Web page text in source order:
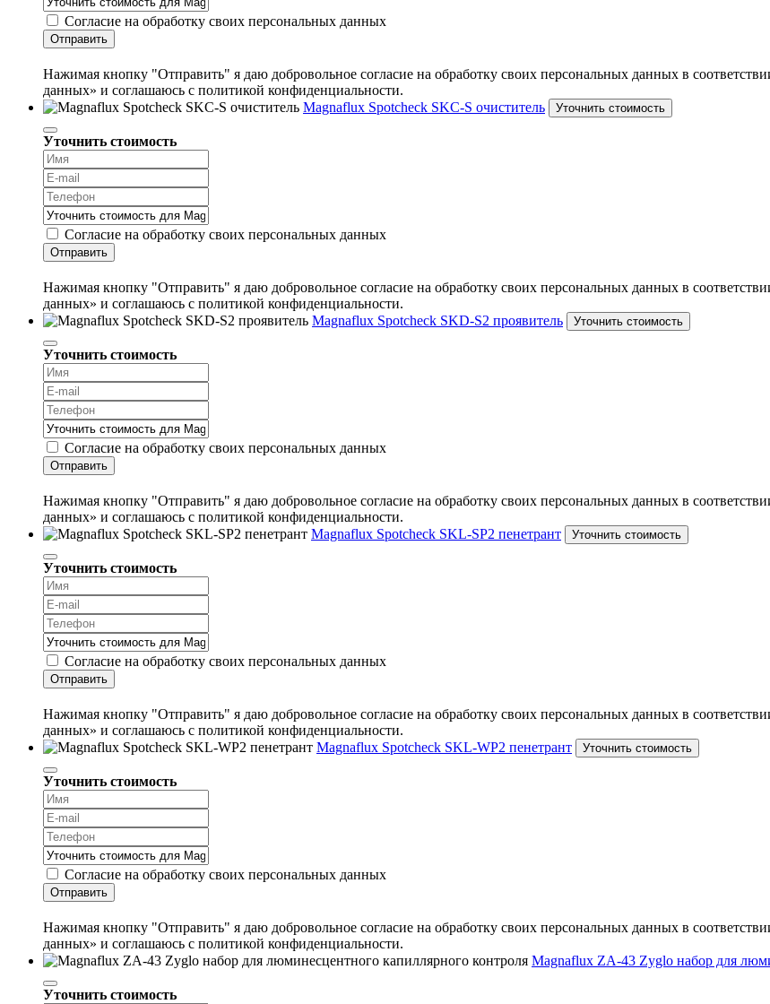
Согласие на обработку своих персональных данных
Отправить
Нажимая кнопку "Отправить" я даю добровольное согласие на обработку своих персональных данных в
данных» и соглашаюсь с политикой конфиденциальности.
Magnaflux Spotcheсk SKC-S очиститель
Уточнить стоимость
Уточнить стоимость
Согласие на обработку своих персональных данных
Отправить
Нажимая кнопку "Отправить" я даю добровольное согласие на обработку своих персональных данных в
данных» и соглашаюсь с политикой конфиденциальности.
Magnaflux Spotcheсk SKD-S2 проявитель
Уточнить стоимость
Уточнить стоимость
Согласие на обработку своих персональных данных
Отправить
Нажимая кнопку "Отправить" я даю добровольное согласие на обработку своих персональных данных в
данных» и соглашаюсь с политикой конфиденциальности.
Magnaflux Spotcheсk SKL-SP2 пенетрант
Уточнить стоимость
Уточнить стоимость
Согласие на обработку своих персональных данных
Отправить
Нажимая кнопку "Отправить" я даю добровольное согласие на обработку своих персональных данных в
данных» и соглашаюсь с политикой конфиденциальности.
Magnaflux Spotcheсk SKL-WP2 пенетрант
Уточнить стоимость
Уточнить стоимость
Согласие на обработку своих персональных данных
Отправить
Нажимая кнопку "Отправить" я даю добровольное согласие на обработку своих персональных данных в
данных» и соглашаюсь с политикой конфиденциальности.
Magnaflux ZA-43 Zyglo набор для
Уточнить стоимость